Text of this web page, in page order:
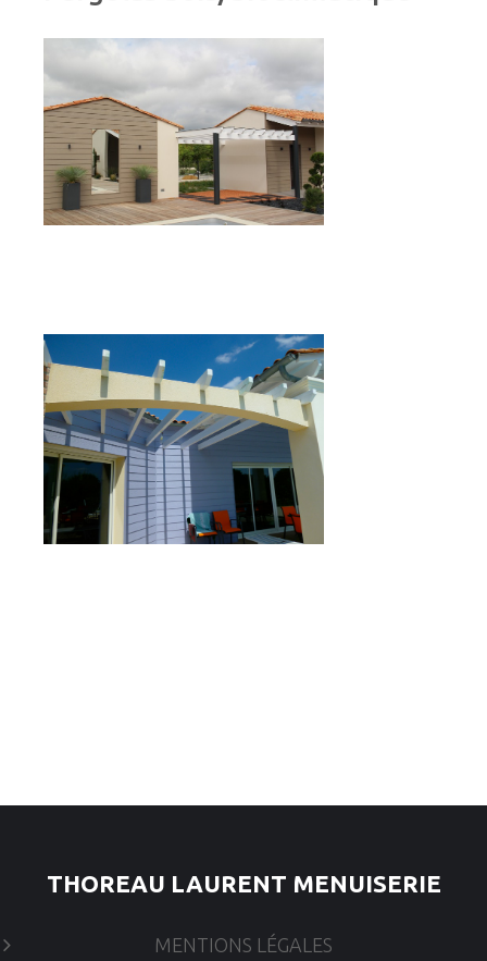
THOREAU LAURENT MENUISERIE
MENTIONS LÉGALES